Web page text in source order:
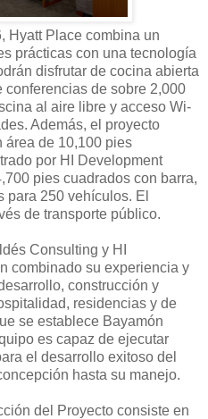
Hyatt Place combina un
prácticas con una tecnología
disfrutar de cocina abierta
conferencias de sobre 2,000
al aire libre y acceso Wi-
Además, el proyecto
área de 10,100 pies
por HI Development
pies cuadrados con barra,
para 250 vehículos. El
de transporte público.
Consulting y HI
combinado su experiencia y
construcción y
residencias y de
se establece Bayamón
es capaz de ejecutar
el desarrollo exitoso del
hasta su manejo.
del Proyecto consiste en